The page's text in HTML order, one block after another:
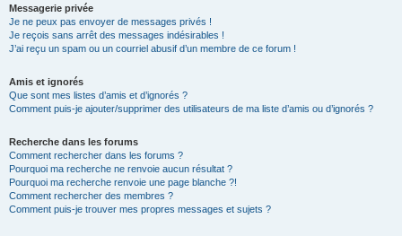
Messagerie privée
Je ne peux pas envoyer de messages privés !
Je reçois sans arrêt des messages indésirables !
J’ai reçu un spam ou un courriel abusif d’un membre de ce forum !
Amis et ignorés
Que sont mes listes d’amis et d’ignorés ?
Comment puis-je ajouter/supprimer des utilisateurs de ma liste d’amis ou d’ignorés ?
Recherche dans les forums
Comment rechercher dans les forums ?
Pourquoi ma recherche ne renvoie aucun résultat ?
Pourquoi ma recherche renvoie une page blanche ?!
Comment rechercher des membres ?
Comment puis-je trouver mes propres messages et sujets ?